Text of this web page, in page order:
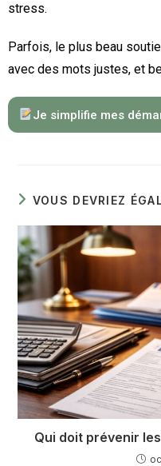
stress.
Parfois, le plus beau
avec des mots justes, et
Je simplifie mes
VOUS DEVRIEZ
Qui doit prévenir